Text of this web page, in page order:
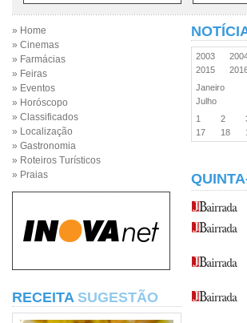
» Home
» Cinemas
» Farmácias
» Feiras
» Eventos
» Horóscopo
» Classificados
» Localização
» Gastronomia
» Roteiros Turísticos
» Praias
RECEITA SUGESTÃO
2003
2015
Janeiro
Julho
1
2
17
18